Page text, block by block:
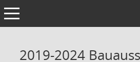
Toggle navigation
2019-2024